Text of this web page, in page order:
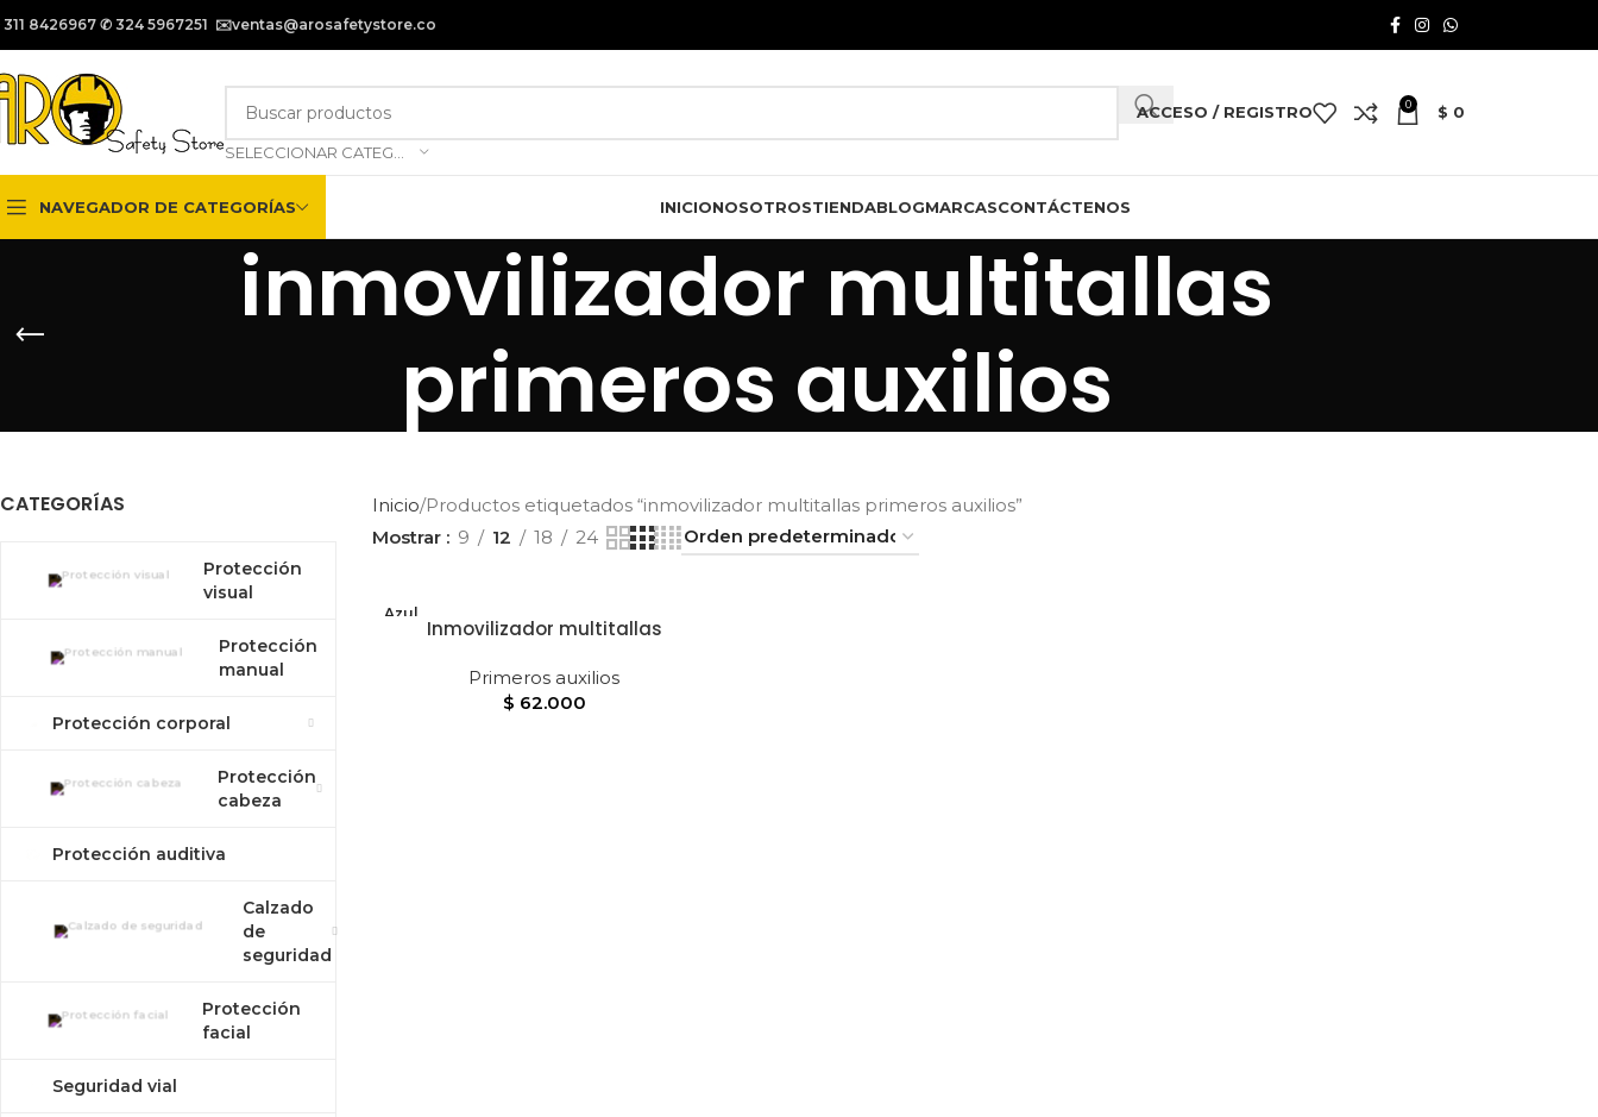
8426967 ✆ 324 5967251 ✉️ventas@arosafetystore.co
ACCESO / REGISTRO 0 $ 0
NAVEGADOR DE CATEGORÍAS INICIONOSOTROSTIENDABLOGMARCASCONTÁCTENOS
inmovilizador multitallas
primeros auxilios
CATEGORÍAS
Protección
visual
Protección
manual
Protección corporal
Protección
cabeza
Protección auditiva
Calzado
de
seguridad
Protección
facial
Seguridad vial
Inicio Productos etiquetados “inmovilizador multitallas primeros auxilios”
Mostrar
9 12 18 24
Azul
Inmovilizador multitallas
Primeros auxilios
$ 62.000